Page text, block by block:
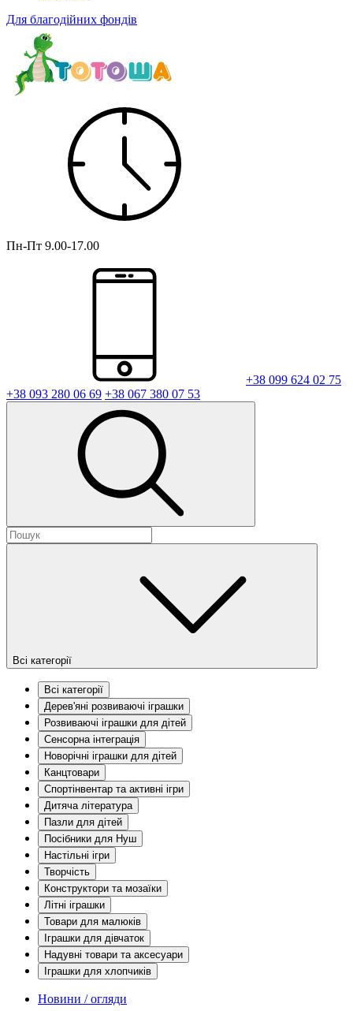
Для благодійних фондів
Пн-Пт 9.00-17.00
+38 099 624 02 75
+38 093 280 06 69 +38 067 380 07 53
Всі категорії
Всі категорії
Дерев'яні розвиваючі іграшки
Розвиваючі іграшки для дітей
Сенсорна інтеграція
Новорічні іграшки для дітей
Канцтовари
Спортінвентар та активні ігри
Дитяча література
Пазли для дітей
Посібники для Нуш
Настільні ігри
Творчість
Конструктори та мозаїки
Літні іграшки
Товари для малюків
Іграшки для дівчаток
Надувні товари та аксесуари
Іграшки для хлопчиків
Новини / огляди